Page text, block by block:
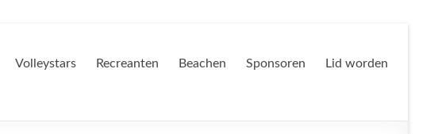
Volleystars Recreanten Beachen Sponsoren Lid worden